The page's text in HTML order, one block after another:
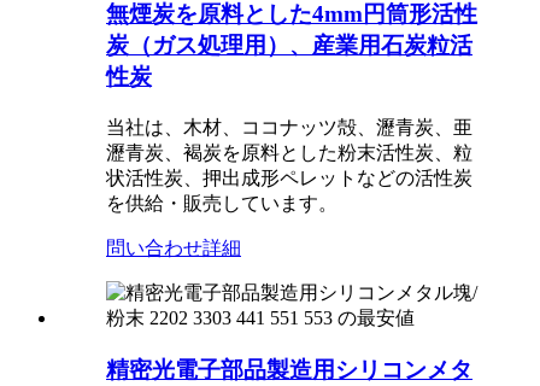
無煙炭を原料とした4mm円筒形活性
炭（ガス処理用）、産業用石炭粒活
性炭
当社は、木材、ココナッツ殻、瀝青炭、亜
瀝青炭、褐炭を原料とした粉末活性炭、粒
状活性炭、押出成形ペレットなどの活性炭
を供給・販売しています。
問い合わせ詳細
精密光電子部品製造用シリコンメタ